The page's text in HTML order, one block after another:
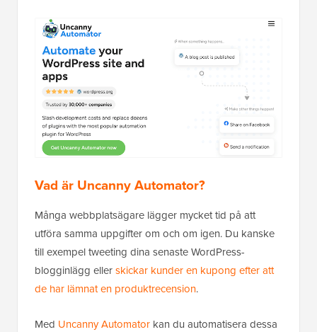
Vad är Uncanny Automator?
Många webbplatsägare lägger mycket tid på att
utföra samma uppgifter om och om igen. Du kanske
till exempel tweeting dina senaste WordPress-
blogginlägg ellerskickar kunder en kupong efter att
de har lämnat en produktrecension.
Med Uncanny Automator kan du automatisera dessa